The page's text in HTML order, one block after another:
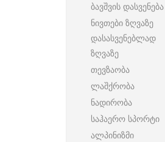
ბავშვის დასვენება
ნივთები ზღვაზე
დასასვენებლად
ზღვაზე
თევზაობა
ლაშქრობა
ნადირობა
საჰაერო სპორტი
ალპინიზმი